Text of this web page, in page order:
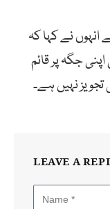
انہوں نے کہا کہ
جگہ پر قائم
نہیں ہے۔
LEAVE A